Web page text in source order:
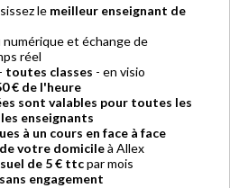
le meilleur enseignant de
numérique et échange de
réel
- toutes classes - en visio
€ de l'heure
sont valables pour toutes les
enseignants
à un cours en face à face
de votre domicileà Allex
de 5 € ttcpar mois
engagement